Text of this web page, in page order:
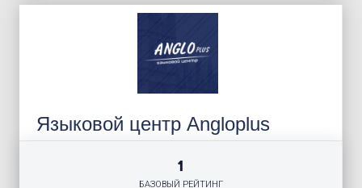
Языковой центр Angloplus
1
БАЗОВЫЙ РЕЙТИНГ